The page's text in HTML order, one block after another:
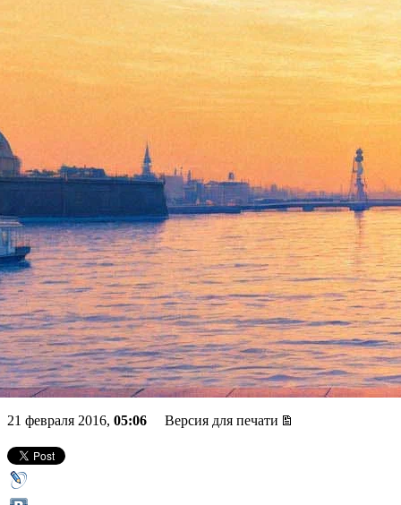
В сети появился ролик с
Данилой Козловским,
читающим рассказ
Александра Цыпкина
21 февраля 2016, 05:06 Версия для печати